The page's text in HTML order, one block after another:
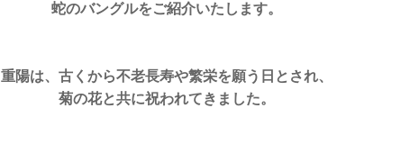
蛇のバングルをご紹介いたします。
重陽は、古くから不老長寿や繁栄を願う日とされ、
菊の花と共に祝われてきました。